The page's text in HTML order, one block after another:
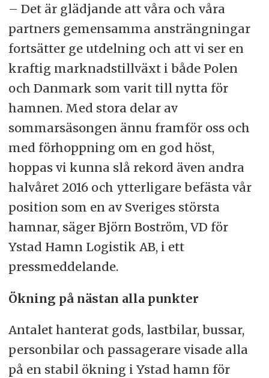
– Det är glädjande att våra och våra
partners gemensamma ansträngningar
fortsätter ge utdelning och att vi ser en
kraftig marknadstillväxt i både Polen
och Danmark som varit till nytta för
hamnen. Med stora delar av
sommarsäsongen ännu framför oss och
med förhoppning om en god höst,
hoppas vi kunna slå rekord även andra
halvåret 2016 och ytterligare befästa vår
position som en av Sveriges största
hamnar, säger Björn Boström, VD för
Ystad Hamn Logistik AB, i ett
pressmeddelande.
Ökning på nästan alla punkter
Antalet hanterat gods, lastbilar, bussar,
personbilar och passagerare visade alla
på en stabil ökning i Ystad hamn för